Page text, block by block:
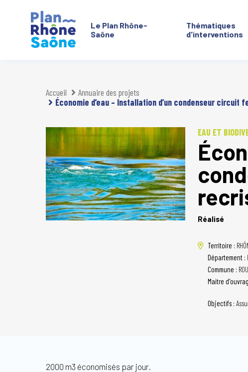
Le Plan Rhône-
Saône
Thématiques
d'interventions
Accueil
Annuaire des projets
Économie d’eau – Installation d’un condenseur
EAU ET
Réalisé
Territoire :
Département :
Commune :
Maitre
Objectifs :
2000 m3 économisés par jour.